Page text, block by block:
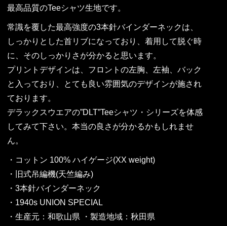
最高品質のTeeシャツ生地です。
常識を覆した最高強度の3本針バインダーネックは、
しっかりとした首リブになっており、着用して脱ぐ時
に、そのしっかりさが分かると思います。
プリントデザインは、フロントの左胸、左袖、バック
と入っており、とても良い雰囲気のデザインが施され
ております。
デラックスウエアの”DLT”Teeシャツ・シリーズを体感
してみて下さい。本当の良さが分かるかもしれませ
ん。
・コットン 100% ハイゲージ(XX weight)
・旧式吊編機(天竺編み)
・3本針バインダーネック
・1940s UNION SPECIAL
・生産元：和歌山県 ・製造地域：秋田県